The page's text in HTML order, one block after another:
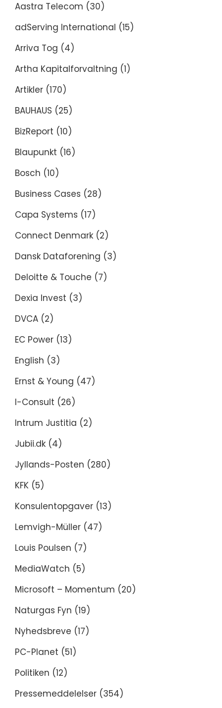
Aastra Telecom (30)
adServing International (15)
Arriva Tog (4)
Artha Kapitalforvaltning (1)
Artikler (170)
BAUHAUS (25)
BizReport (10)
Blaupunkt (16)
Bosch (10)
Business Cases (28)
Capa Systems (17)
Connect Denmark (2)
Dansk Dataforening (3)
Deloitte & Touche (7)
Dexia Invest (3)
DVCA (2)
EC Power (13)
English (3)
Ernst & Young (47)
I-Consult (26)
Intrum Justitia (2)
Jubii.dk (4)
Jyllands-Posten (280)
KFK (5)
Konsulentopgaver (13)
Lemvigh-Müller (47)
Louis Poulsen (7)
MediaWatch (5)
Microsoft – Momentum (20)
Naturgas Fyn (19)
Nyhedsbreve (17)
PC-Planet (51)
Politiken (12)
Pressemeddelelser (354)